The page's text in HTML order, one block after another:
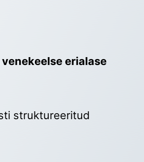
erialase
struktureeritud